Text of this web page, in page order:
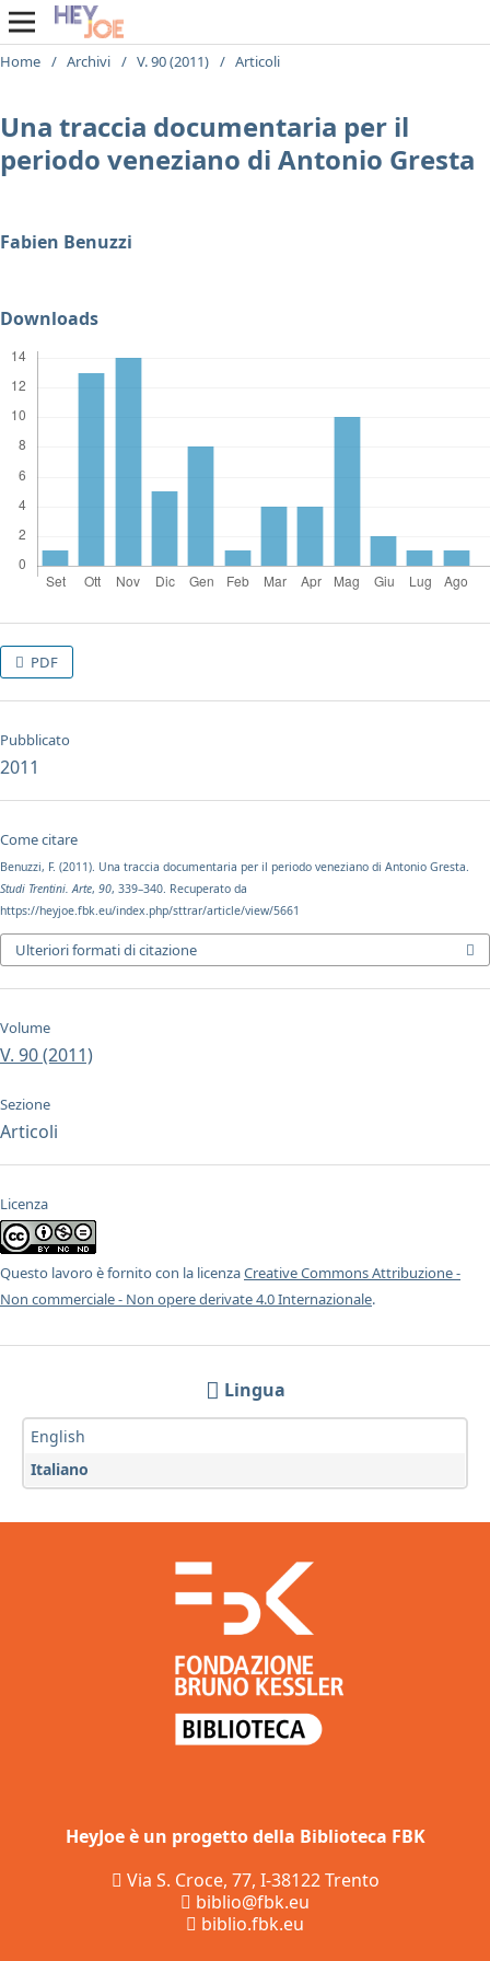
Home / Archivi / V. 90 (2011) / Articoli
Una traccia documentaria per il
periodo veneziano di Antonio Gresta
Fabien Benuzzi
Downloads
PDF
Pubblicato
2011
Come citare
Benuzzi, F. (2011). Una traccia documentaria per il periodo veneziano di Antonio Gresta.
Studi Trentini. Arte, 90, 339–340. Recuperato da
https://heyjoe.fbk.eu/index.php/sttrar/article/view/5661
Ulteriori formati di citazione
Volume
V. 90 (2011)
Sezione
Articoli
Licenza
Questo lavoro è fornito con la licenzaCreative Commons Attribuzione -
Non commerciale - Non opere derivate 4.0 Internazionale.
Lingua
English
Italiano
HeyJoe è un progetto della Biblioteca FBK
Via S. Croce, 77, I-38122 Trento
biblio@fbk.eu
biblio.fbk.eu